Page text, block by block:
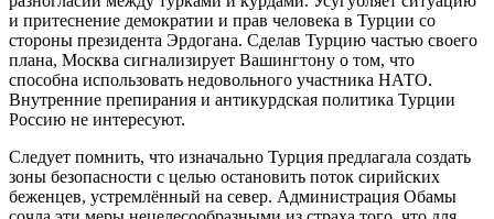
и притеснение демократии и прав человека в Турции со
стороны президента Эрдогана. Сделав Турцию частью своего
плана, Москва сигнализирует Вашингтону о том, что
способна использовать недовольного участника НАТО.
Внутренние препирания и антикурдская политика Турции
Россию не интересуют.
Следует помнить, что изначально Турция предлагала создать
зоны безопасности с целью остановить поток сирийских
беженцев, устремлённый на север. Администрация Обамы